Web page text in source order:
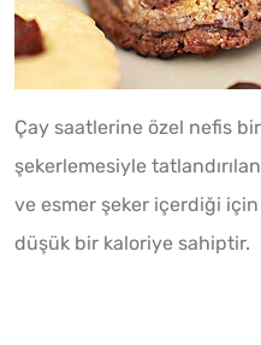
Çay saatlerine özel nefis
şekerlemesiyle
ve esmer şeker içerdiği
düşük bir kaloriye sahiptir.